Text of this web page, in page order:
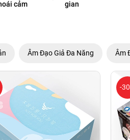
cảm
gian
Âm Đạo Giả Đa Năng Âm
-